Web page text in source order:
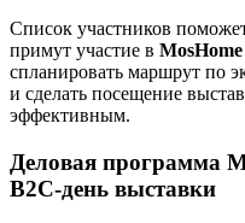
Список участников
примут участие в
спланировать маршрут по
и сделать посещение
эффективным.
Деловая программа
B2C-день выставки